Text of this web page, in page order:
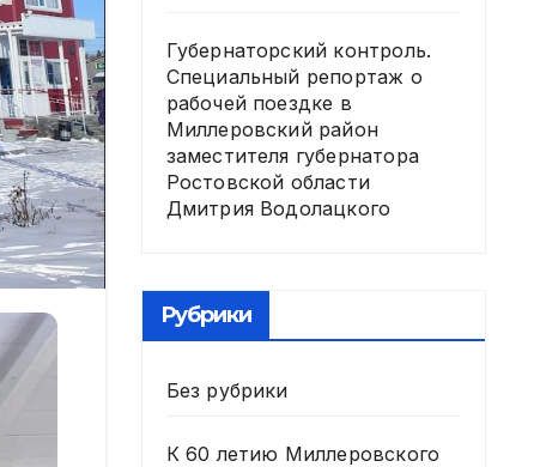
Губернаторский контроль.
Специальный репортаж о
рабочей поездке в
Миллеровский район
заместителя губернатора
Ростовской области
Дмитрия Водолацкого
Рубрики
Без рубрики
К 60 летию Миллеровского